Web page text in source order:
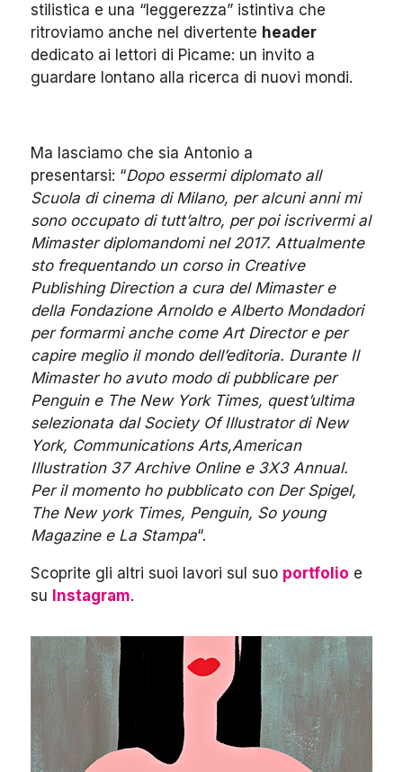
stilistica e una “leggerezza” istintiva che
ritroviamo anche nel divertente header
dedicato ai lettori di Picame: un invito a
guardare lontano alla ricerca di nuovi mondi.
Ma lasciamo che sia Antonio a
presentarsi: “Dopo essermi diplomato all
Scuola di cinema di Milano, per alcuni anni mi
sono occupato di tutt’altro, per poi iscrivermi al
Mimaster diplomandomi nel 2017. Attualmente
sto frequentando un corso in Creative
Publishing Direction a cura del Mimaster e
della Fondazione Arnoldo e Alberto Mondadori
per formarmi anche come Art Director e per
capire meglio il mondo dell’editoria. Durante Il
Mimaster ho avuto modo di pubblicare per
Penguin e The New York Times, quest’ultima
selezionata dal Society Of Illustrator di New
York, Communications Arts,American
Illustration 37 Archive Online e 3X3 Annual.
Per il momento ho pubblicato con Der Spigel,
The New york Times, Penguin, So young
Magazine e La Stampa“.
Scoprite gli altri suoi lavori sul suo portfolio e
su Instagram.